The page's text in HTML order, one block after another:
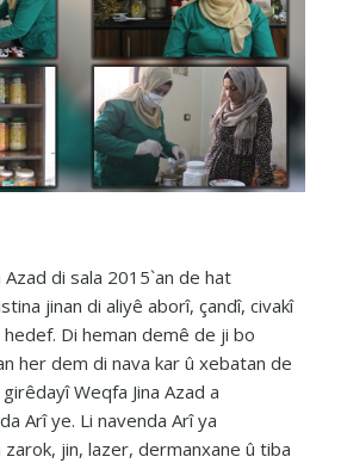
Azad di sala 2015`an de hat
jinan di aliyê aborî, çandî, civakî
Di heman demê de ji bo
her dem di nava kar û xebatan de
Weqfa Jina Azad a
Arî ye. Li navenda Arî ya
jin, lazer, dermanxane û tiba